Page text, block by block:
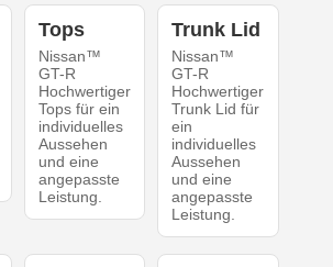
Tops
Nissan™
GT-R
Hochwertiger
Tops für ein
individuelles
Aussehen
und eine
angepasste
Leistung.
Trunk Lid
Nissan™
GT-R
Hochwertiger
Trunk Lid für
ein
individuelles
Aussehen
und eine
angepasste
Leistung.